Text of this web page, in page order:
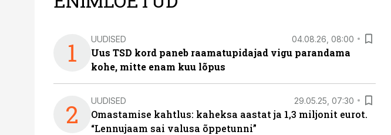
1 UUDISED 04.08.26, 08:00
Uus TSD kord paneb raamatupidajad vigu parandama
kohe, mitte enam kuu lõpus
2 UUDISED 29.05.25, 07:30
Omastamise kahtlus: kaheksa aastat ja 1,3 miljonit eurot.
“Lennujaam sai valusa õppetunni”